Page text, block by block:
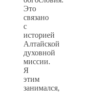
Это
связано
с
историей
Алтайской
духовной
миссии.
Я
этим
занимался,